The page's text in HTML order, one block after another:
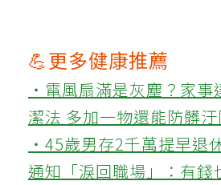
💪更多健康推薦
‧電風扇滿是灰塵？家事
潔法 多加一物還能防髒
‧45歲男存2千萬提早退
通知「淚回職場」：有錢